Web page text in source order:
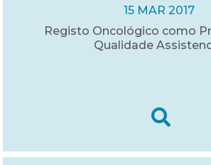
15 MAR 2017
Registo Oncológico como
Qualidade